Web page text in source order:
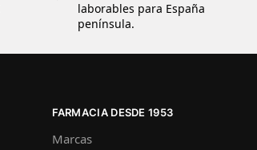
laborables para España
península.
FARMACIA DESDE 1953
Marcas